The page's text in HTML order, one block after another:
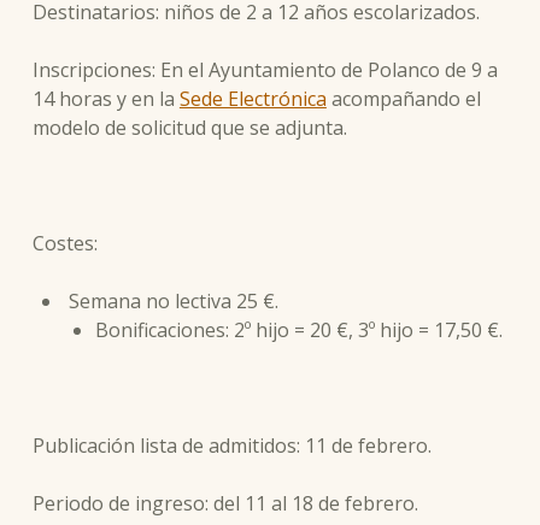
Destinatarios: niños de 2 a 12 años escolarizados.
Inscripciones: En el Ayuntamiento de Polanco de 9 a
14 horas y en la Sede Electrónica acompañando el
modelo de solicitud que se adjunta.
Costes:
Semana no lectiva 25 €.
Bonificaciones: 2º hijo = 20 €, 3º hijo = 17,50 €.
Publicación lista de admitidos: 11 de febrero.
Periodo de ingreso: del 11 al 18 de febrero.